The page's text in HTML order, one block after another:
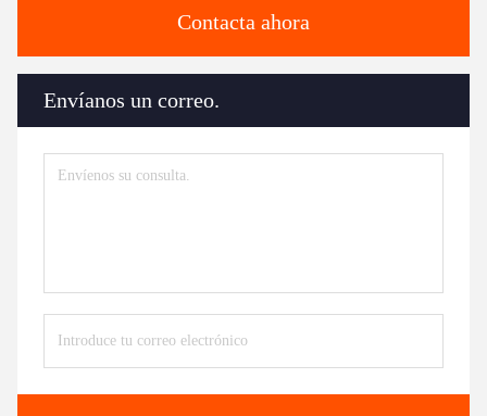
Contacta ahora
Envíanos un correo.